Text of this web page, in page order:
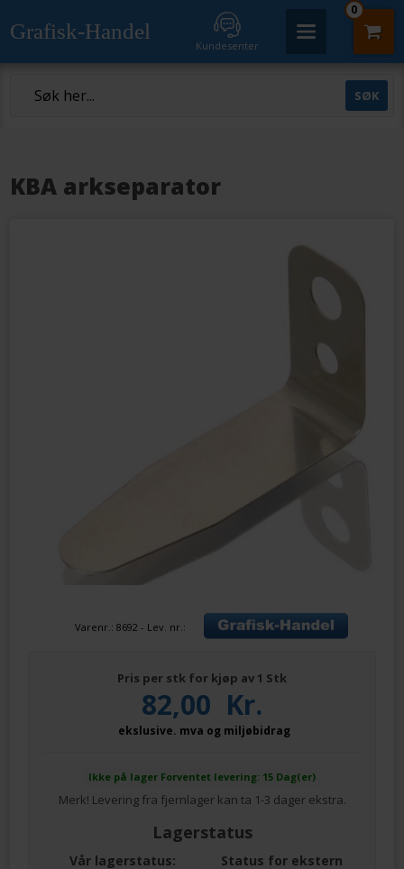
Grafisk-Handel
Kundesenter
0
KBA arkseparator
Varenr.: 8692 - Lev. nr.:
Pris per stk for kjøp av 1 Stk
82,00 Kr.
ekslusive. mva og miljøbidrag
Ikke på lager Forventet levering: 15 Dag(er)
Merk! Levering fra fjernlager kan ta 1-3 dager ekstra.
Lagerstatus
Vår lagerstatus:
Status for ekstern